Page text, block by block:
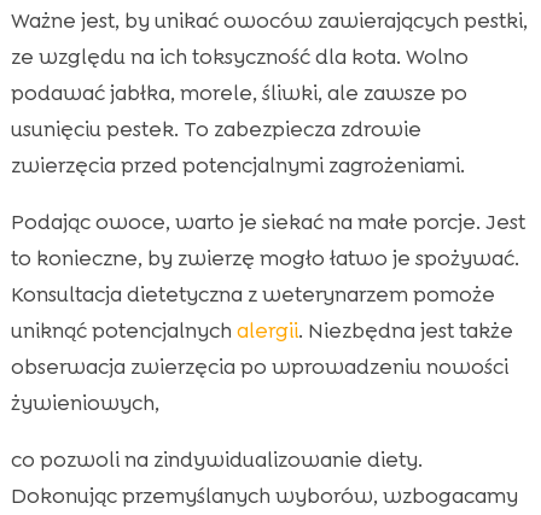
Ważne jest, by unikać owoców zawierających pestki,
ze względu na ich toksyczność dla kota. Wolno
podawać jabłka, morele, śliwki, ale zawsze po
usunięciu pestek. To zabezpiecza zdrowie
zwierzęcia przed potencjalnymi zagrożeniami.
Podając owoce, warto je siekać na małe porcje. Jest
to konieczne, by zwierzę mogło łatwo je spożywać.
Konsultacja dietetyczna z weterynarzem pomoże
uniknąć potencjalnych alergii. Niezbędna jest także
obserwacja zwierzęcia po wprowadzeniu nowości
żywieniowych,
co pozwoli na zindywidualizowanie diety.
Dokonując przemyślanych wyborów, wzbogacamy